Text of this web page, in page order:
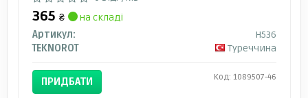
365 ₴
на складі
Артикул:
H536
TEKNOROT
Туреччина
ПРИДБАТИ Код: 1089507-46